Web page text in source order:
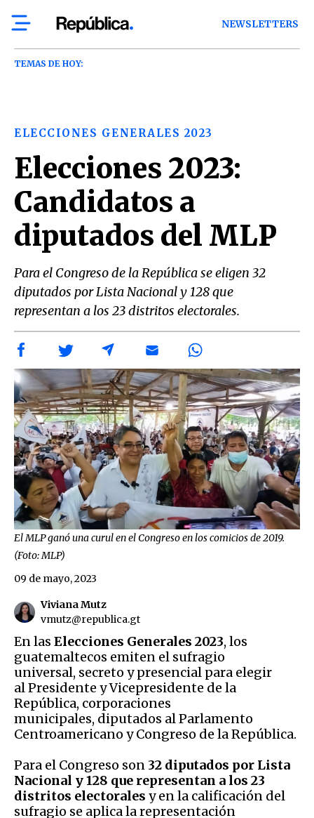
NEWSLETTERS
TEMAS DE HOY:
ELECCIONES GENERALES 2023
Elecciones 2023:
Candidatos a
diputados del MLP
Para el Congreso de la República se eligen 32
diputados por Lista Nacional y 128 que
representan a los 23 distritos electorales.
El MLP ganó una curul en el Congreso en los comicios de 2019.
(Foto: MLP)
Viviana Mutz
vmutz@republica.gt
09 de mayo, 2023
En las Elecciones Generales 2023, los
guatemaltecos emiten el sufragio
universal, secreto y presencial para elegir
al Presidente y Vicepresidente de la
República, corporaciones
municipales, diputados al Parlamento
Centroamericano y Congreso de la República.
Para el Congreso son 32 diputados por Lista
Nacional y 128 que representan a los 23
distritos electorales y en la calificación del
sufragio se aplica la representación